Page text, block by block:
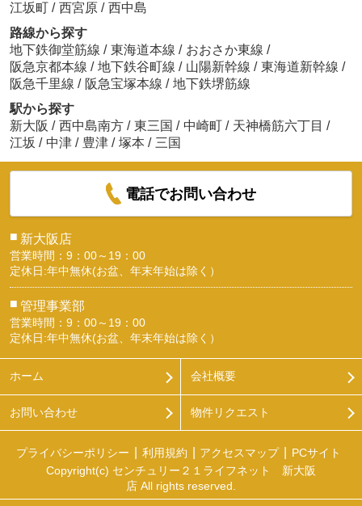
江坂町 / 西宮原 / 西中島
路線から探す
地下鉄御堂筋線 / 東海道本線 / おおさか東線 /
阪急京都本線 / 地下鉄谷町線 / 山陽新幹線 / 東海道新幹線 /
阪急千里線 / 阪急宝塚本線 / 地下鉄堺筋線
駅から探す
新大阪 / 西中島南方 / 東三国 / 中崎町 / 天神橋筋六丁目 /
江坂 / 中津 / 豊津 / 塚本 / 三国
電話でお問い合わせ
■ 新大阪店
営業時間：9：00～19：00
定休日:年中無休(お盆、年末年始は除く）
■ 管理事業部
営業時間：9：00～19：00
定休日:年中無休(お盆、年末年始は除く）
ホーム 会社概要
お問い合わせ 物件リクエスト
プライバシーポリシー 利用規約 アクセスマップ
PCサイト
Copyright(c) センチュリー２１ライフネット 新大阪
店 All rights reserved.